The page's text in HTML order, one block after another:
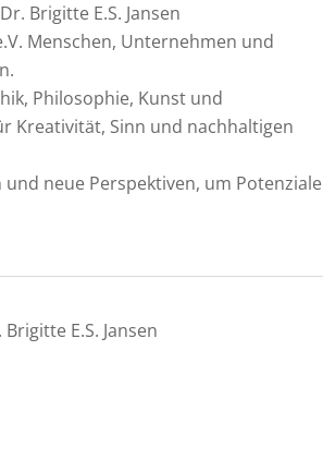
Brigitte E.S. Jansen
Menschen, Unternehmen und
Philosophie, Kunst und
Kreativität, Sinn und nachhaltigen
neue Perspektiven, um Potenziale
E.S. Jansen